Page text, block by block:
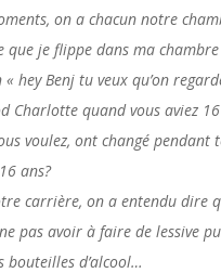
on a chacun notre
je flippe dans ma
hey Benj tu veux qu’on
Charlotte quand vous aviez
voulez, ont changé pendant
ans?
carrière, on a entendu dire
pas avoir à faire de lessive
d’alcool…